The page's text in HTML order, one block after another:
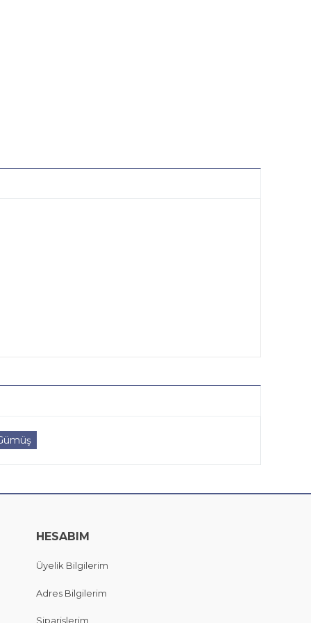
HESABIM
Üyelik Bilgilerim
Adres Bilgilerim
Siparişlerim